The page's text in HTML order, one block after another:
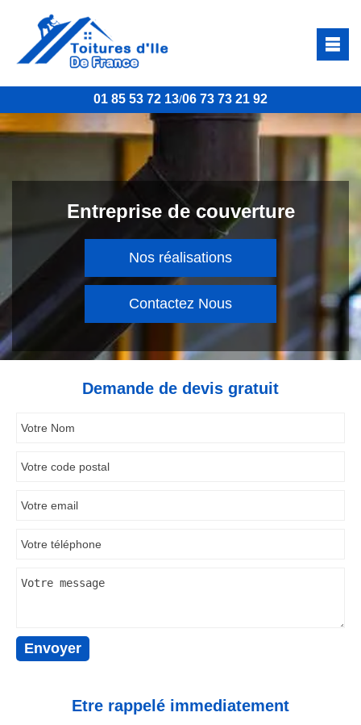
01 85 53 72 13/06 73 73 21 92
Entreprise de couverture
Nos réalisations
Contactez Nous
Demande de devis gratuit
Etre rappelé immediatement